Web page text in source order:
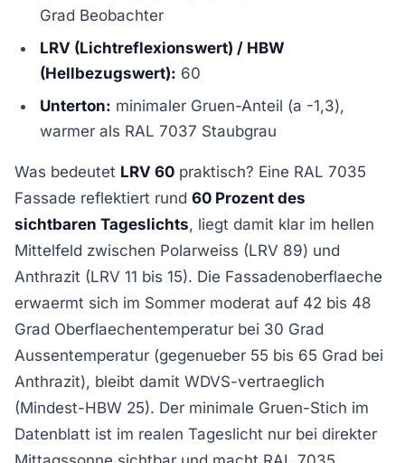
Grad Beobachter
LRV (Lichtreflexionswert) / HBW
(Hellbezugswert): 60
Unterton: minimaler Gruen-Anteil (a -1,3),
warmer als RAL 7037 Staubgrau
Was bedeutet LRV 60 praktisch? Eine RAL 7035
Fassade reflektiert rund 60 Prozent des
sichtbaren Tageslichts, liegt damit klar im hellen
Mittelfeld zwischen Polarweiss (LRV 89) und
Anthrazit (LRV 11 bis 15). Die Fassadenoberflaeche
erwaermt sich im Sommer moderat auf 42 bis 48
Grad Oberflaechentemperatur bei 30 Grad
Aussentemperatur (gegenueber 55 bis 65 Grad bei
Anthrazit), bleibt damit WDVS-vertraeglich
(Mindest-HBW 25). Der minimale Gruen-Stich im
Datenblatt ist im realen Tageslicht nur bei direkter